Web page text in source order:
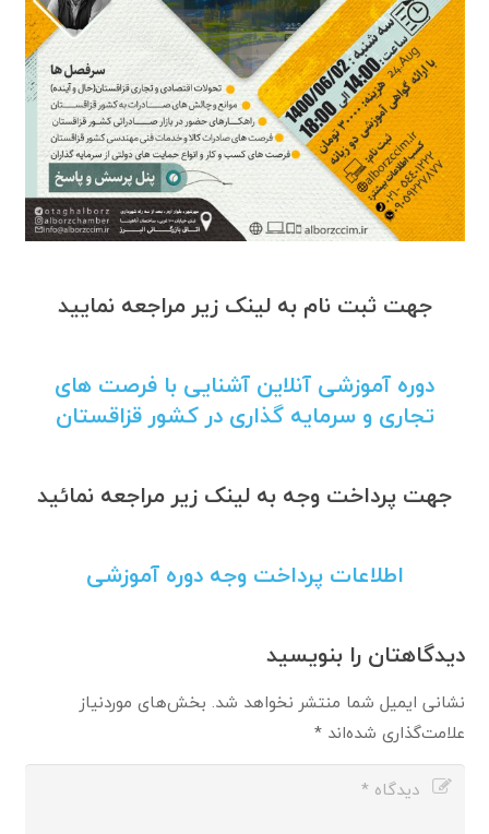
جهت ثبت نام به لینک زیر مراجعه نمایید
دوره آموزشی آنلاین آشنایی با فرصت های
تجاری و سرمایه گذاری در کشور قزاقستان
جهت پرداخت وجه به لینک زیر مراجعه نمائید
اطلاعات پرداخت وجه دوره آموزشی
دیدگاهتان را بنویسید
نشانی ایمیل شما منتشر نخواهد شد. بخش‌های موردنیاز
علامت‌گذاری شده‌اند*